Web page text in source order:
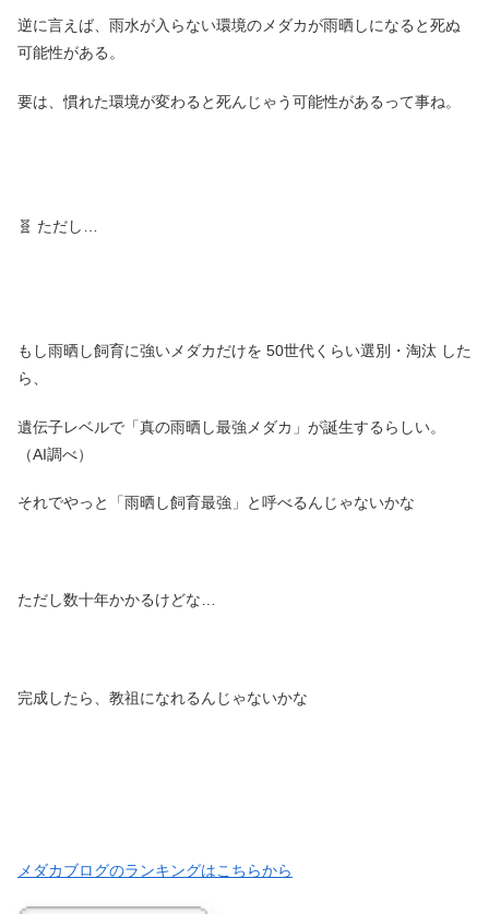
逆に言えば、雨水が入らない環境のメダカが雨晒しになると死ぬ
可能性がある。
要は、慣れた環境が変わると死んじゃう可能性があるって事ね。
🧬 ただし…
もし雨晒し飼育に強いメダカだけを 50世代くらい選別・淘汰 した
ら、
遺伝子レベルで「真の雨晒し最強メダカ」が誕生するらしい。
（AI調べ）
それでやっと「雨晒し飼育最強」と呼べるんじゃないかな
ただし数十年かかるけどな…
完成したら、教祖になれるんじゃないかな
メダカブログのランキングはこちらから